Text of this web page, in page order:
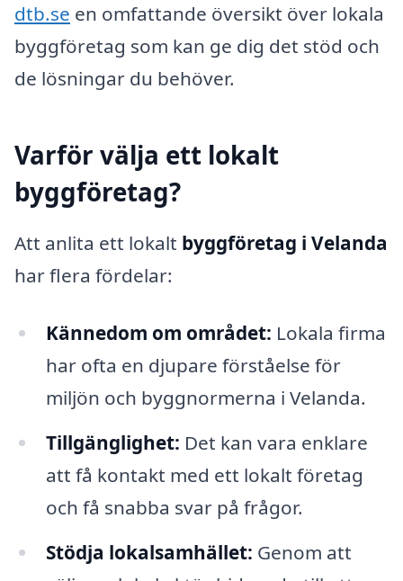
dtb.se en omfattande översikt över lokala
byggföretag som kan ge dig det stöd och
de lösningar du behöver.
Varför välja ett lokalt
byggföretag?
Att anlita ett lokalt byggföretag i Velanda
har flera fördelar:
Kännedom om området: Lokala firma
har ofta en djupare förståelse för
miljön och byggnormerna i Velanda.
Tillgänglighet: Det kan vara enklare
att få kontakt med ett lokalt företag
och få snabba svar på frågor.
Stödja lokalsamhället: Genom att